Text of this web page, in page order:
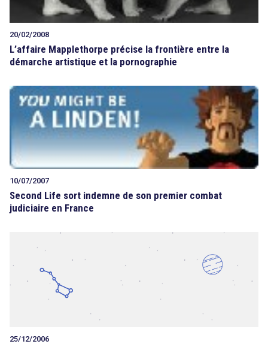
20/02/2008
L’affaire Mapplethorpe précise la frontière entre la
démarche artistique et la pornographie
10/07/2007
Second Life sort indemne de son premier combat
judiciaire en France
25/12/2006